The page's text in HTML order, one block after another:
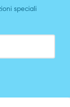
speciali